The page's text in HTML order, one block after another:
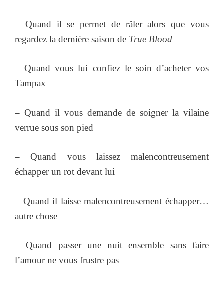
– Quand il se permet de râler alors que vous
regardez la dernière saison de True Blood
– Quand vous lui confiez le soin d’acheter vos
Tampax
– Quand il vous demande de soigner la vilaine
verrue sous son pied
– Quand vous laissez malencontreusement
échapper un rot devant lui
– Quand il laisse malencontreusement échapper…
autre chose
– Quand passer une nuit ensemble sans faire
l’amour ne vous frustre pas